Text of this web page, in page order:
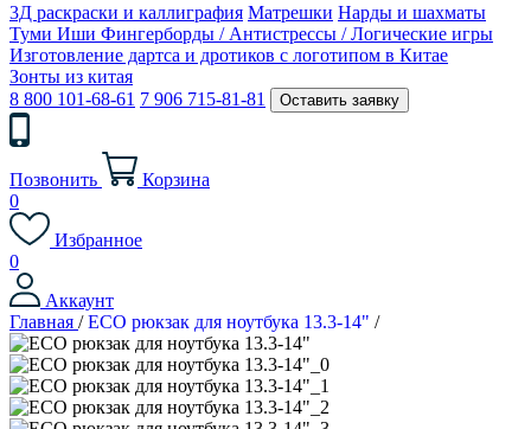
3Д раскраски и каллиграфия Матрешки Нарды и шахматы
Туми Иши Фингерборды / Антистрессы / Логические игры
Изготовление дартса и дротиков с логотипом в Китае
Зонты из китая
8 800 101-68-61 7 906 715-81-81 Оставить заявку
Позвонить
Корзина
0
Избранное
0
Аккаунт
Главная / ECO рюкзак для ноутбука 13.3-14" /